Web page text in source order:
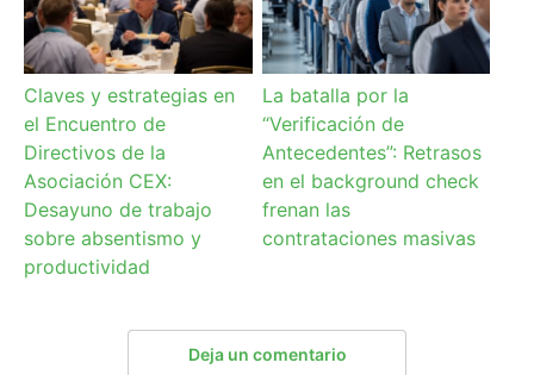
Claves y estrategias en
el Encuentro de
Directivos de la
Asociación CEX:
Desayuno de trabajo
sobre absentismo y
productividad
La batalla por la
“Verificación de
Antecedentes”: Retrasos
en el background check
frenan las
contrataciones masivas
Deja un comentario